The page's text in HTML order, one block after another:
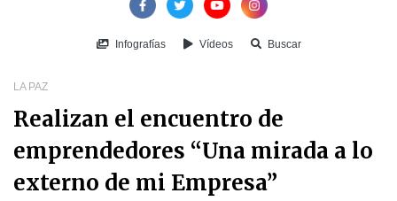
Infografías Vídeos Buscar
LA PAZ
Realizan el encuentro de
emprendedores “Una mirada a lo
externo de mi Empresa”